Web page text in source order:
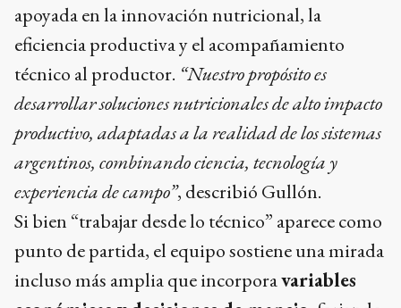
apoyada en la innovación nutricional, la
eficiencia productiva y el acompañamiento
técnico al productor. “Nuestro propósito es
desarrollar soluciones nutricionales de alto impacto
productivo, adaptadas a la realidad de los sistemas
argentinos, combinando ciencia, tecnología y
experiencia de campo”, describió Gullón.
Si bien “trabajar desde lo técnico” aparece como
punto de partida, el equipo sostiene una mirada
incluso más amplia que incorporavariables